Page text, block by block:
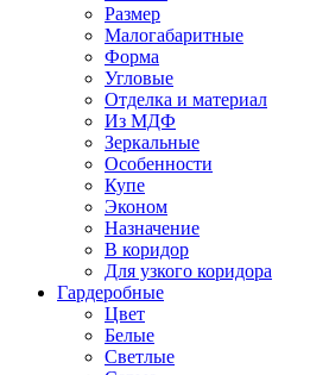
Размер
Малогабаритные
Форма
Угловые
Отделка и материал
Из МДФ
Зеркальные
Особенности
Купе
Эконом
Назначение
В коридор
Для узкого коридора
Гардеробные
Цвет
Белые
Светлые